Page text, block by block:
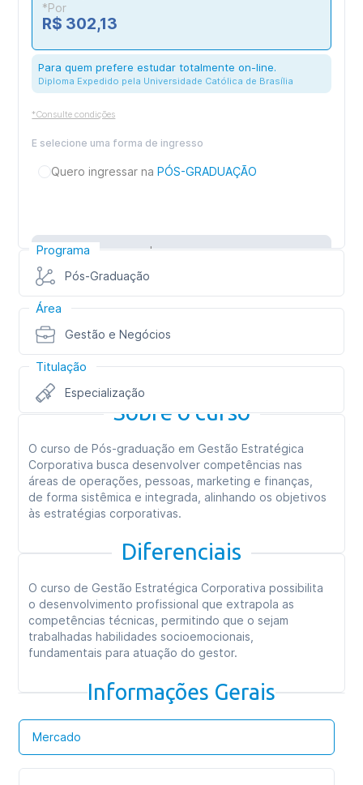
Programa
Pós-Graduação
Área
Gestão e Negócios
Titulação
Especialização
Sobre o curso
O curso de Pós-graduação em Gestão Estratégica
Corporativa busca desenvolver competências nas
áreas de operações, pessoas, marketing e finanças,
de forma sistêmica e integrada, alinhando os objetivos
às estratégias corporativas.
Diferenciais
O curso de Gestão Estratégica Corporativa possibilita
o desenvolvimento profissional que extrapola as
competências técnicas, permitindo que o sejam
trabalhadas habilidades socioemocionais,
fundamentais para atuação do gestor.
Informações Gerais
Mercado
*Por
R$ 302,13
Para quem prefere estudar totalmente on-line.
Diploma Expedido pela Universidade Católica de Brasília
*Consulte condições
E selecione uma forma de ingresso
Quero ingressar naPÓS-GRADUAÇÃO
Inscreva-se